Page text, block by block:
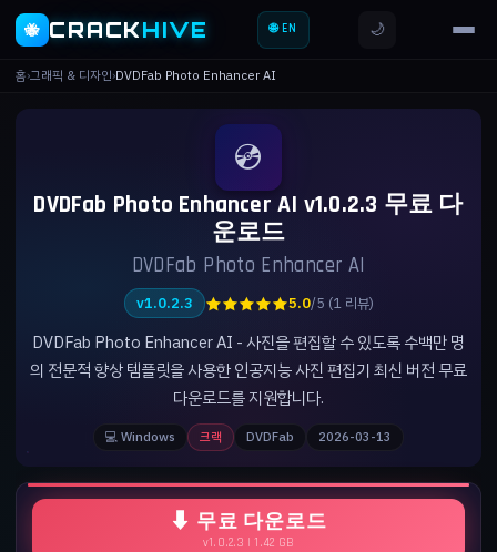
🐝 CRACKHIVE 🌐 EN 🌙
홈›그래픽 & 디자인›DVDFab Photo Enhancer AI
💿
DVDFab Photo Enhancer AI v1.0.2.3 무료 다
운로드
DVDFab Photo Enhancer AI
v1.0.2.3 ★★★★★5.0/5 (1 리뷰)
DVDFab Photo Enhancer AI - 사진을 편집할 수 있도록 수백만 명
의 전문적 향상 템플릿을 사용한 인공지능 사진 편집기 최신 버전 무료
다운로드를 지원합니다.
💻 Windows 크랙 DVDFab 2026-03-13
⬇ 무료 다운로드
v1.0.2.3 | 1.42 GB